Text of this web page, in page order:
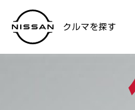
クルマを探す